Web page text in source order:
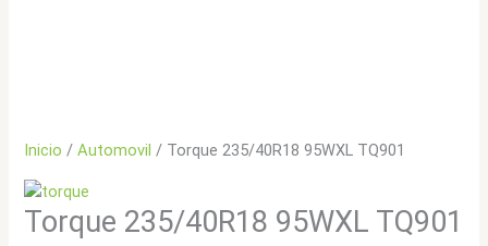
Inicio /Automovil / Torque 235/40R18 95WXL TQ901
Torque 235/40R18 95WXL TQ901